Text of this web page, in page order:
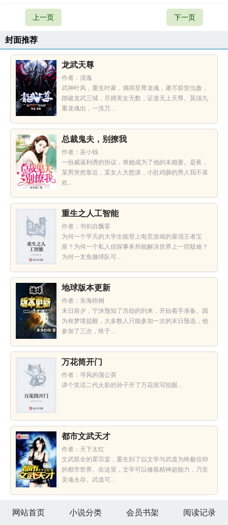
上一页 下一页
封面推荐
龙武天尊
作者：清逸
武神叶风，重生叶家，偶得至尊龙魂，屠尽前世仇敌，
踏破龙武三域，尽拥美女无数，证道无上天尊。莫须九
重龙魂出，一洗万...
总裁鬼夫，别撩我
作者：巫小钱
一份威逼利诱的协议，将她成为了他的未婚妻。是夜，
某男突然靠近，某女人大怒滚，小肚鸡肠的男人我不喜
欢...
重生之人工智能
作者：书剑自飘零
为何一个平凡的大学生能登上电竞游戏的最强王者宝
座？为何一个私人侦探事务所能解决世界上一切疑难？
为何一支鱼腩球队可...
地球版本更新
作者：东海梧桐
末日前夕，宁沐预知了浩劫的到来，开始着手准备。因
为有梦境提醒，大多数人只能参加一次的末日预选，他
参加了三次，终于...
万花筒开门
作者：寻风的蒲公英
讲个笑话二代火影的孙子开了万花筒写轮眼...
都市文武天才
作者：天下太红
文武双全的霍宗棠，重生到了以文学与武道为终极信仰
的都市世界。在这里，文学可以修炼精神超能力，乃至
灵魂永存。武道可...
网站首页 小说分类 会员书架 阅读记录